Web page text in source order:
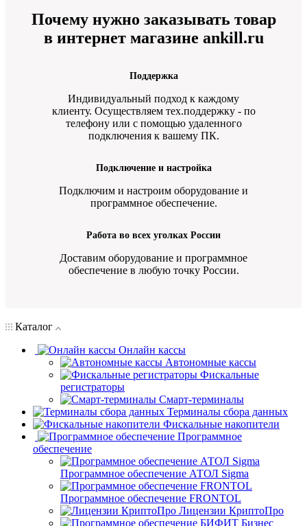
Почему нужно заказывать товар
в интернет магазине ankill.ru
Поддержка
Индивидуальный подход к каждому
клиенту. Осуществляем тех.поддержку - по
телефону или с помощью удаленного
подключения к вашему ПК.
Подключение и настройка
Подключим и настроим оборудование и
программное обеспечение.
Работа во всех уголках России
Доставим оборудование и программное
обеспечение в любую точку России.
Каталог
Онлайн кассы
Автономные кассы
Фискальные
регистраторы
Смарт-терминалы
Терминалы сбора данных
Фискальные накопители
Программное
обеспечение
Программное обеспечение АТОЛ Sigma
Программное обеспечение FRONTOL
Лицензии КриптоПро